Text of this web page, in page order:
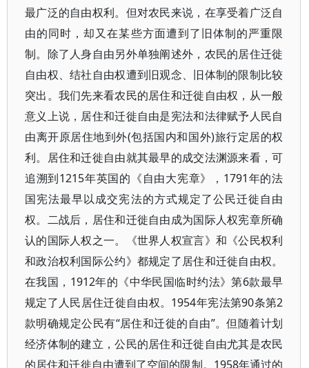
最广泛的自由权利。但对农民来说，在享受着广泛自
由的同时，却又在某些方面遭到了旧体制的严重限
制。除了人身自由另外单独阐述外，农民的居住迁徙
自由权、结社自由权遭到旧观念、旧体制的限制比较
突出。我们先来看农民的居住和迁徙自由权，从一般
意义上说，居住和迁徙自由是宪法和法律赋予人民自
由离开原居住地到外(包括国内和国外)旅行定居的权
利。居住和迁徙自由就其最早的成交法渊源来看，可
追溯到1215年英国的《自由大宪章》，1791年的法
国宪法最早以成交宪法的方式规定了公民迁徙自由
权。二战后，居住和迁徙自由成为国际人权宪章所确
认的国际人权之一。《世界人权宣言》和《公民权利
和政治权利国际公约》都规定了居住和迁徙自由权。
在我国，1912年的《中华民国临时约法》第6款最早
规定了人民居住迁徙自由权。1954年宪法第90条第2
款明确规定公民有“居住和迁徙的自由”。但随着计划
经济体制的建立，公民的居住和迁徙自由尤其是农民
的居住和迁徙自由遭到了空间的限制。1958年通过的